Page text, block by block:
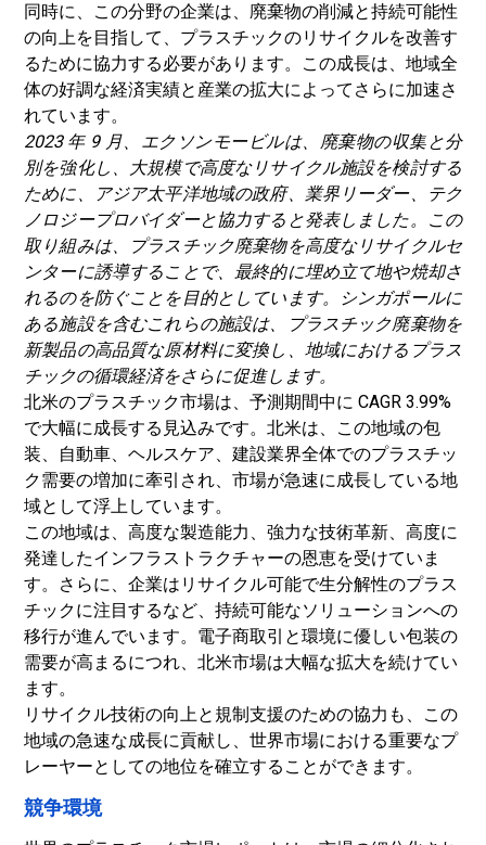
同時に、この分野の企業は、廃棄物の削減と持続可能性
の向上を目指して、プラスチックのリサイクルを改善す
るために協力する必要があります。この成長は、地域全
体の好調な経済実績と産業の拡大によってさらに加速さ
れています。
2023 年 9 月、エクソンモービルは、廃棄物の収集と分
別を強化し、大規模で高度なリサイクル施設を検討する
ために、アジア太平洋地域の政府、業界リーダー、テク
ノロジープロバイダーと協力すると発表しました。この
取り組みは、プラスチック廃棄物を高度なリサイクルセ
ンターに誘導することで、最終的に埋め立て地や焼却さ
れるのを防ぐことを目的としています。シンガポールに
ある施設を含むこれらの施設は、プラスチック廃棄物を
新製品の高品質な原材料に変換し、地域におけるプラス
チックの循環経済をさらに促進します。
北米のプラスチック市場は、予測期間中に CAGR 3.99%
で大幅に成長する見込みです。北米は、この地域の包
装、自動車、ヘルスケア、建設業界全体でのプラスチッ
ク需要の増加に牽引され、市場が急速に成長している地
域として浮上しています。
この地域は、高度な製造能力、強力な技術革新、高度に
発達したインフラストラクチャーの恩恵を受けていま
す。さらに、企業はリサイクル可能で生分解性のプラス
チックに注目するなど、持続可能なソリューションへの
移行が進んでいます。電子商取引と環境に優しい包装の
需要が高まるにつれ、北米市場は大幅な拡大を続けてい
ます。
リサイクル技術の向上と規制支援のための協力も、この
地域の急速な成長に貢献し、世界市場における重要なプ
レーヤーとしての地位を確立することができます。
競争環境